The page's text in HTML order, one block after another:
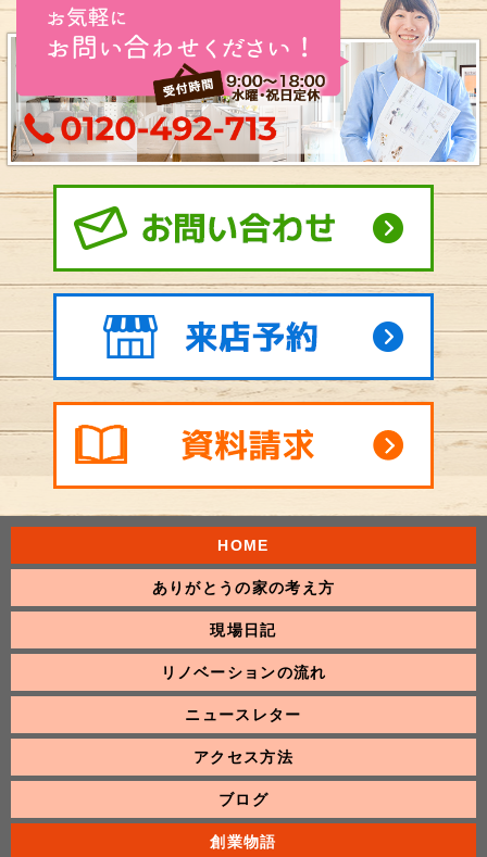
HOME
ありがとうの家の考え方
現場日記
リノベーションの流れ
ニュースレター
アクセス方法
ブログ
創業物語